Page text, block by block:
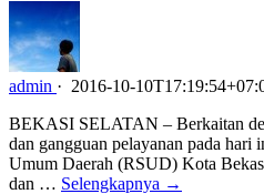
admin · 2016-10-
BEKASI SELATAN – Berkaitan
dan gangguan pelayanan pada
Umum Daerah (RSUD) Kota
dan … Selengkapnya →